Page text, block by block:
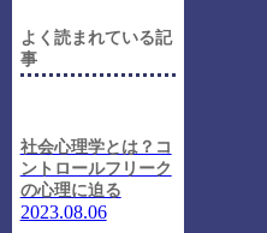
よく読まれている記
事
社会心理学とは？コ
ントロールフリーク
の心理に迫る
2023.08.06